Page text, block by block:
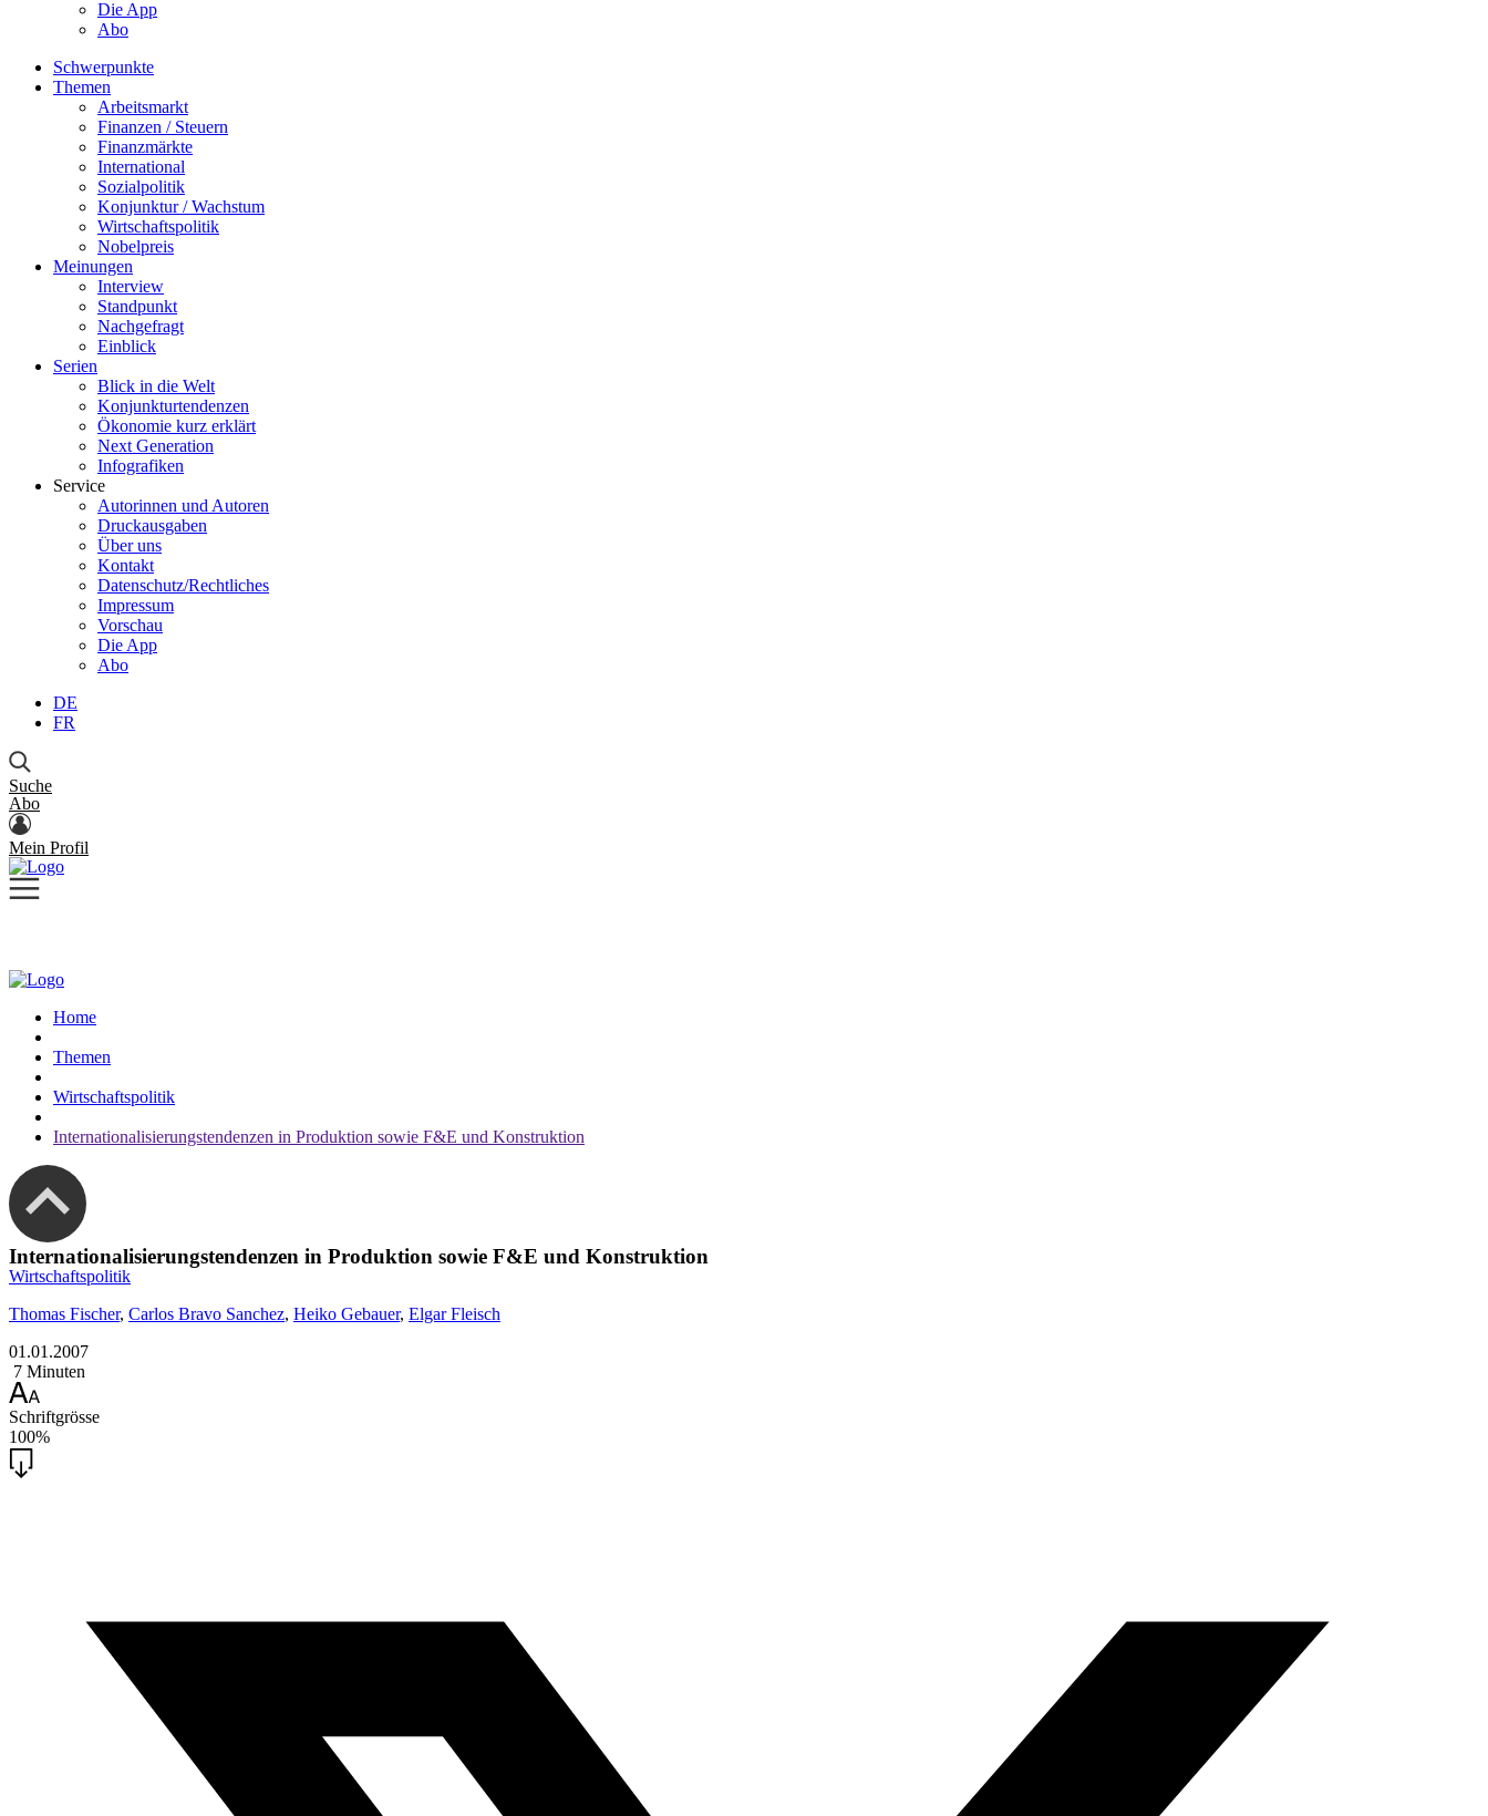
Die App
Abo
Schwerpunkte
Themen
Arbeitsmarkt
Finanzen / Steuern
Finanzmärkte
International
Sozialpolitik
Konjunktur / Wachstum
Wirtschaftspolitik
Nobelpreis
Meinungen
Interview
Standpunkt
Nachgefragt
Einblick
Serien
Blick in die Welt
Konjunkturtendenzen
Ökonomie kurz erklärt
Next Generation
Infografiken
Service
Autorinnen und Autoren
Druckausgaben
Über uns
Kontakt
Datenschutz/Rechtliches
Impressum
Vorschau
Die App
Abo
DE
FR
Suche
Abo
Mein Profil
Home
Themen
Wirtschaftspolitik
Internationalisierungstendenzen in Produktion sowie F&E und Konstruktion
Internationalisierungstendenzen in Produktion sowie F&E und Konstruktion
Wirtschaftspolitik
Thomas Fischer, Carlos Bravo Sanchez, Heiko Gebauer, Elgar Fleisch
01.01.2007
7 Minuten
Schriftgrösse
100%